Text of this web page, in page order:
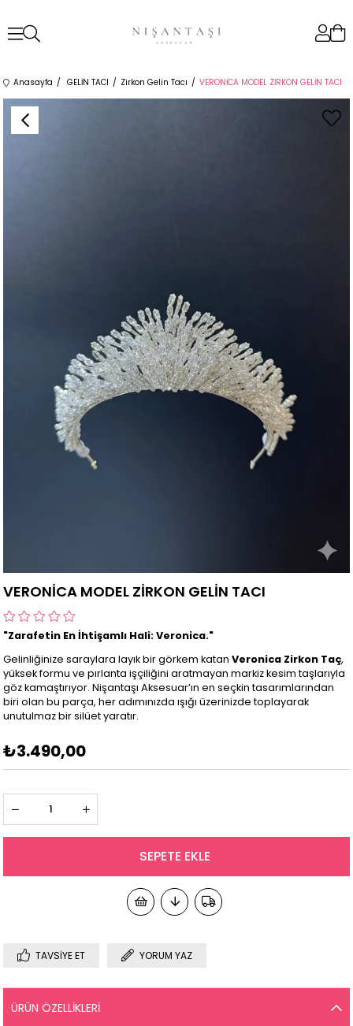
Anasayfa GELİN TACI Zirkon Gelin Tacı VERONİCA MODEL ZİRKON GELİN TACI
VERONİCA MODEL ZİRKON GELİN TACI
"Zarafetin En İhtişamlı Hali: Veronica."
Gelinliğinize saraylara layık bir görkem katanVeronica Zirkon Taç,
yüksek formu ve pırlanta işçiliğini aratmayan markiz kesim taşlarıyla
göz kamaştırıyor. Nişantaşı Aksesuar’ın en seçkin tasarımlarından
biri olan bu parça, her adımınızda ışığı üzerinizde toplayarak
unutulmaz bir silüet yaratır.
₺3.490,00
TAVSIYE ET YORUM YAZ
ÜRÜN ÖZELLIKLERI